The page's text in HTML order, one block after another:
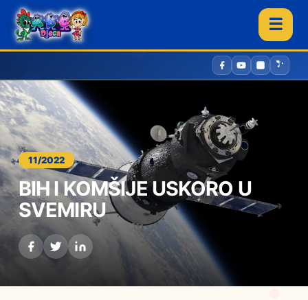
☰
11/2022
BIH I KOMŠIJE USKORO U
SVEMIRU